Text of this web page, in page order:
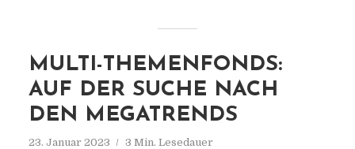
MULTI-THEMENFONDS:
AUF DER SUCHE NACH
DEN MEGATRENDS
23. Januar 2023 3 Min. Lesedauer